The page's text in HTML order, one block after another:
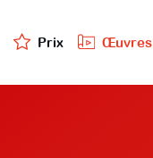
Prix Œuvres